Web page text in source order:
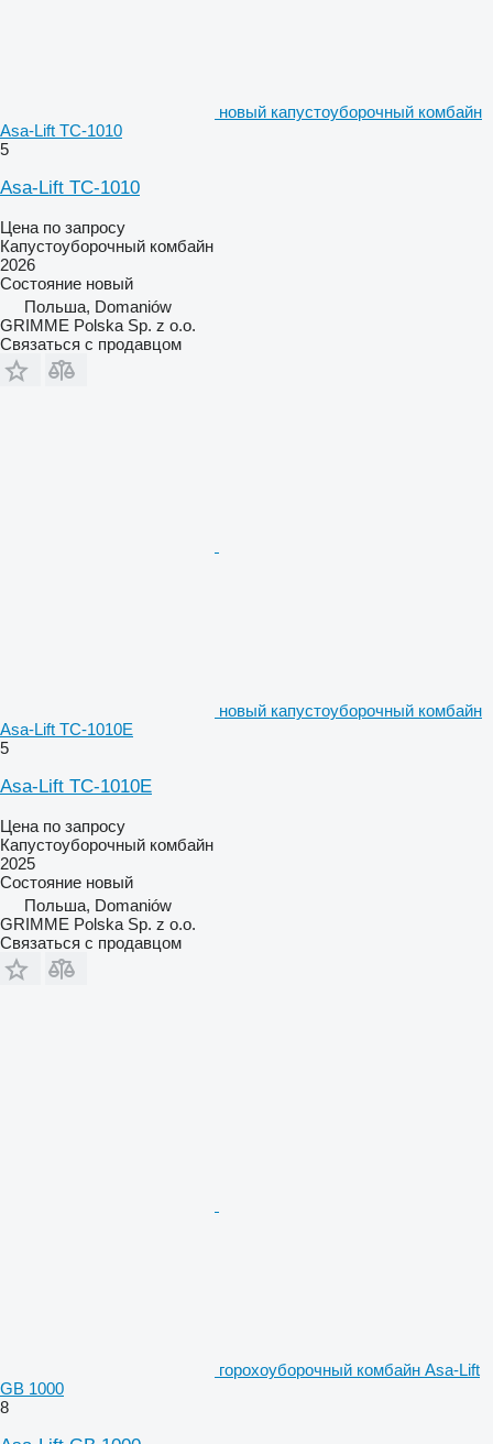
новый капустоуборочный комбайн
Asa-Lift TC-1010
5
Asa-Lift TC-1010
Цена по запросу
Капустоуборочный комбайн
2026
Состояние новый
Польша, Domaniów
GRIMME Polska Sp. z o.o.
Связаться с продавцом
новый капустоуборочный комбайн
Asa-Lift TC-1010E
5
Asa-Lift TC-1010E
Цена по запросу
Капустоуборочный комбайн
2025
Состояние новый
Польша, Domaniów
GRIMME Polska Sp. z o.o.
Связаться с продавцом
горохоуборочный комбайн Asa-Lift
GB 1000
8